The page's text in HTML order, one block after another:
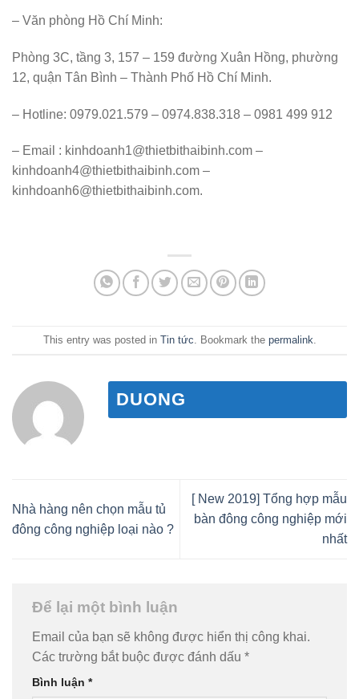
– Văn phòng Hồ Chí Minh:
Phòng 3C, tầng 3, 157 – 159 đường Xuân Hồng, phường
12, quận Tân Bình – Thành Phố Hồ Chí Minh.
– Hotline: 0979.021.579 – 0974.838.318 – 0981 499 912
– Email : kinhdoanh1@thietbithaibinh.com –
kinhdoanh4@thietbithaibinh.com –
kinhdoanh6@thietbithaibinh.com.
This entry was posted in Tin tức . Bookmark the permalink
DUONG
Nhà hàng nên chọn mẫu tủ
đông công nghiệp loại nào ?
[ New 2019] Tổng hợp mẫu
bàn đông công nghiệp mới
nhất
Để lại một bình luận
Email của bạn sẽ không được hiển thị công khai.
Các trường bắt buộc được đánh dấu *
Bình luận *